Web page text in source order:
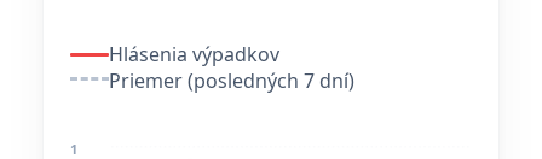
Hlásenia výpadkov
Priemer (posledných 7 dní)
1